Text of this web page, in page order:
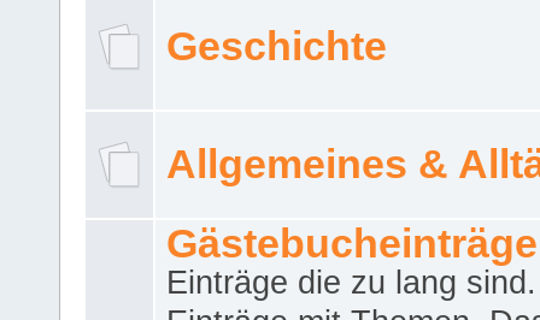
Geschichte
Allgemeines &
Gästebucheinträge
Einträge die zu lang